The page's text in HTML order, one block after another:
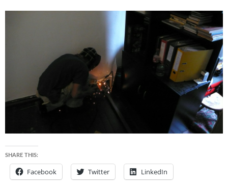
SHARE THIS:
Facebook Twitter LinkedIn